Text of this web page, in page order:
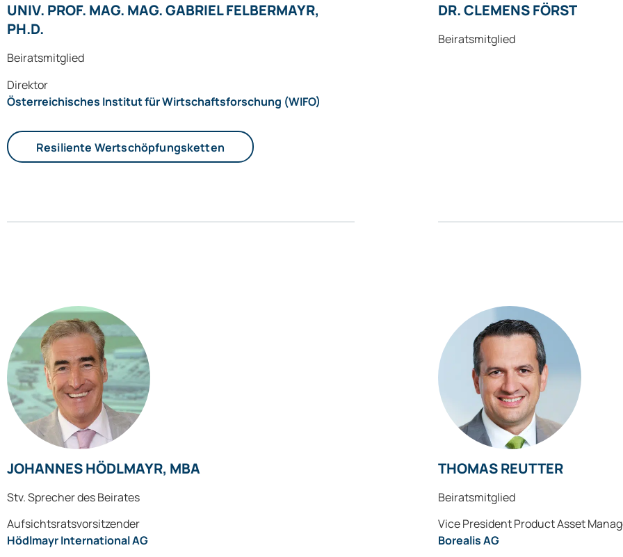
UNIV. PROF. MAG. MAG. GABRIEL FELBERMAYR,
PH.D.
Beiratsmitglied
Direktor
Österreichisches Institut für Wirtschaftsforschung (WIFO)
Resiliente Wertschöpfungsketten
DR. CLEMENS FÖRST
Beiratsmitglied
JOHANNES HÖDLMAYR, MBA
Stv. Sprecher des Beirates
Aufsichtsratsvorsitzender
Hödlmayr International AG
THOMAS REUTTER
Beiratsmitglied
Vice President Product Asset
Borealis AG